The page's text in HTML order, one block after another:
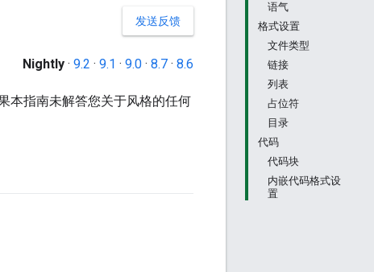
语气
格式设置
文件类型
链接
列表
占位符
目录
代码
代码块
内嵌代码格式设
置
发送反馈
Nightly · 9.2 · 9.1 · 9.0 · 8.7 · 8.6
本指南未解答您关于风格的任何